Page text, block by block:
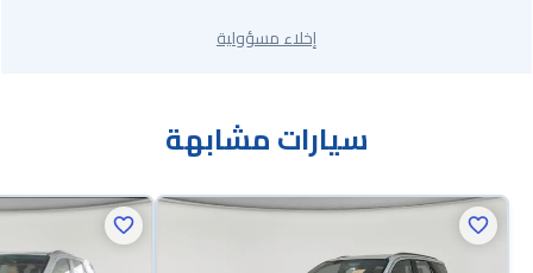
إخلاء مسؤولية
سيارات مشابهة